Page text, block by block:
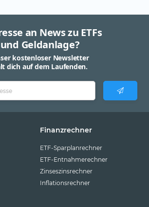
an News zu ETFs
und Geldanlage?
kostenloser Newsletter
dich auf dem Laufenden.
Finanzrechner
ETF-Sparplanrechner
ETF-Entnahmerechner
Zinseszinsrechner
Inflationsrechner